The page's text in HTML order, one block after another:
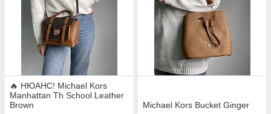
🔥 НЮАНС! Michael Kors
Manhattan Th School Leather
Brown
Michael Kors Bucket Ginger